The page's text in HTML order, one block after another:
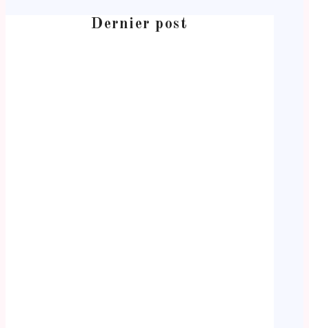
Dernier post